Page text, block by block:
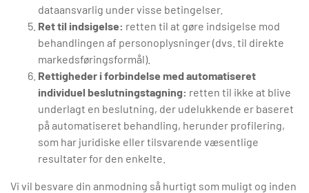
dataansvarlig under visse betingelser.
Ret til indsigelse: retten til at gøre indsigelse mod
behandlingen af personoplysninger (dvs. til direkte
markedsføringsformål).
Rettigheder i forbindelse med automatiseret
individuel beslutningstagning: retten til ikke at blive
underlagt en beslutning, der udelukkende er baseret
på automatiseret behandling, herunder profilering,
som har juridiske eller tilsvarende væsentlige
resultater for den enkelte.
Vi vil besvare din anmodning så hurtigt som muligt og inden